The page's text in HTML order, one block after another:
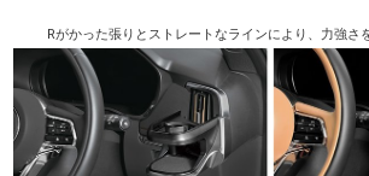
Rがかった張りとストレートなラインにより、力強さ